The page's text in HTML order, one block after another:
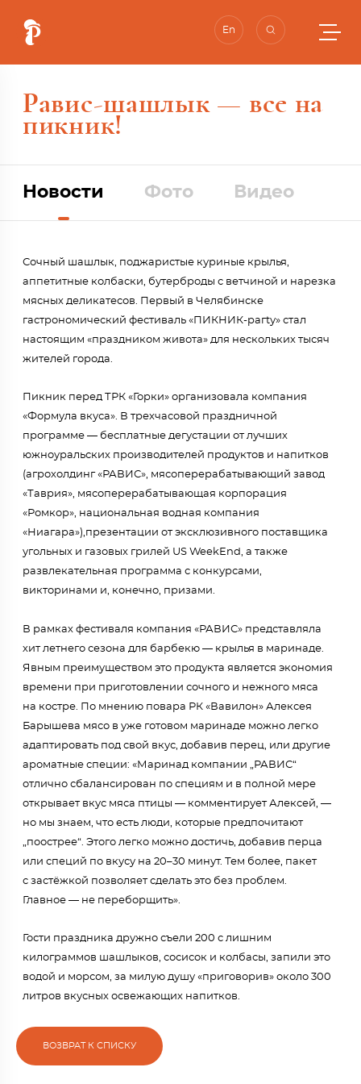
En
Равис-шашлык — все на
пикник!
Новости Фото Видео
Сочный шашлык, поджаристые куриные крылья,
аппетитные колбаски, бутерброды с ветчиной и нарезка
мясных деликатесов. Первый в Челябинске
гастрономический фестиваль «ПИКНИК-рагtу» стал
настоящим «праздником живота» для нескольких тысяч
жителей города.
Пикник перед ТРК «Горки» организовала компания
«Формула вкуса». В трехчасовой праздничной
программе — бесплатные дегустации от лучших
южноуральских производителей продуктов и напитков
(агрохолдинг «РАВИС», мясоперерабатывающий завод
«Таврия», мясоперерабатывающая корпорация
«Ромкор», национальная водная компания
«Ниагара»),презентации от эксклюзивного поставщика
угольных и газовых грилей US WeekEnd, а также
развлекательная программа с конкурсами,
викторинами и, конечно, призами.
В рамках фестиваля компания «РАВИС» представляла
хит летнего сезона для барбекю — крылья в маринаде.
Явным преимуществом это продукта является экономия
времени при приготовлении сочного и нежного мяса
на костре. По мнению повара РК «Вавилон» Алексея
Барышева мясо в уже готовом маринаде можно легко
адаптировать под свой вкус, добавив перец, или другие
ароматные специи: «Маринад компании „РАВИС“
отлично сбалансирован по специям и в полной мере
открывает вкус мяса птицы — комментирует Алексей, —
но мы знаем, что есть люди, которые предпочитают
„поострее“. Этого легко можно достичь, добавив перца
или специй по вкусу на 20–30 минут. Тем более, пакет
с застёжкой позволяет сделать это без проблем.
Главное — не переборщить».
Гости праздника дружно съели 200 с лишним
килограммов шашлыков, сосисок и колбасы, запили это
водой и морсом, за милую душу «приговорив» около 300
литров вкусных освежающих напитков.
ВОЗВРАТ К СПИСКУ